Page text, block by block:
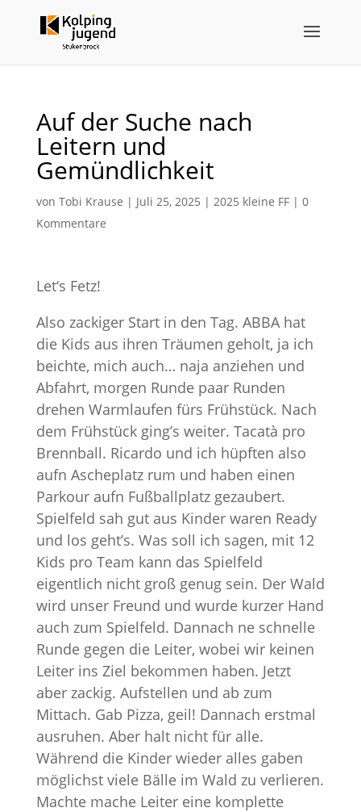
Auf der Suche nach
Leitern und
Gemündlichkeit
von Tobi Krause | Juli 25, 2025 | 2025 kleine FF| 0
Kommentare
Let‘s Fetz!
Also zackiger Start in den Tag. ABBA hat
die Kids aus ihren Träumen geholt, ja ich
beichte, mich auch… naja anziehen und
Abfahrt, morgen Runde paar Runden
drehen Warmlaufen fürs Frühstück. Nach
dem Frühstück ging’s weiter. Tacatà pro
Brennball. Ricardo und ich hüpften also
aufn Ascheplatz rum und haben einen
Parkour aufn Fußballplatz gezaubert.
Spielfeld sah gut aus Kinder waren Ready
und los geht’s. Was soll ich sagen, mit 12
Kids pro Team kann das Spielfeld
eigentlich nicht groß genug sein. Der Wald
wird unser Freund und wurde kurzer Hand
auch zum Spielfeld. Dannach ne schnelle
Runde gegen die Leiter, wobei wir keinen
Leiter ins Ziel bekommen haben. Jetzt
aber zackig. Aufstellen und ab zum
Mittach. Gab Pizza, geil! Dannach erstmal
ausruhen. Aber halt nicht für alle.
Während die Kinder wieder alles gaben
möglichst viele Bälle im Wald zu verlieren.
Machte mache Leiter eine komplette